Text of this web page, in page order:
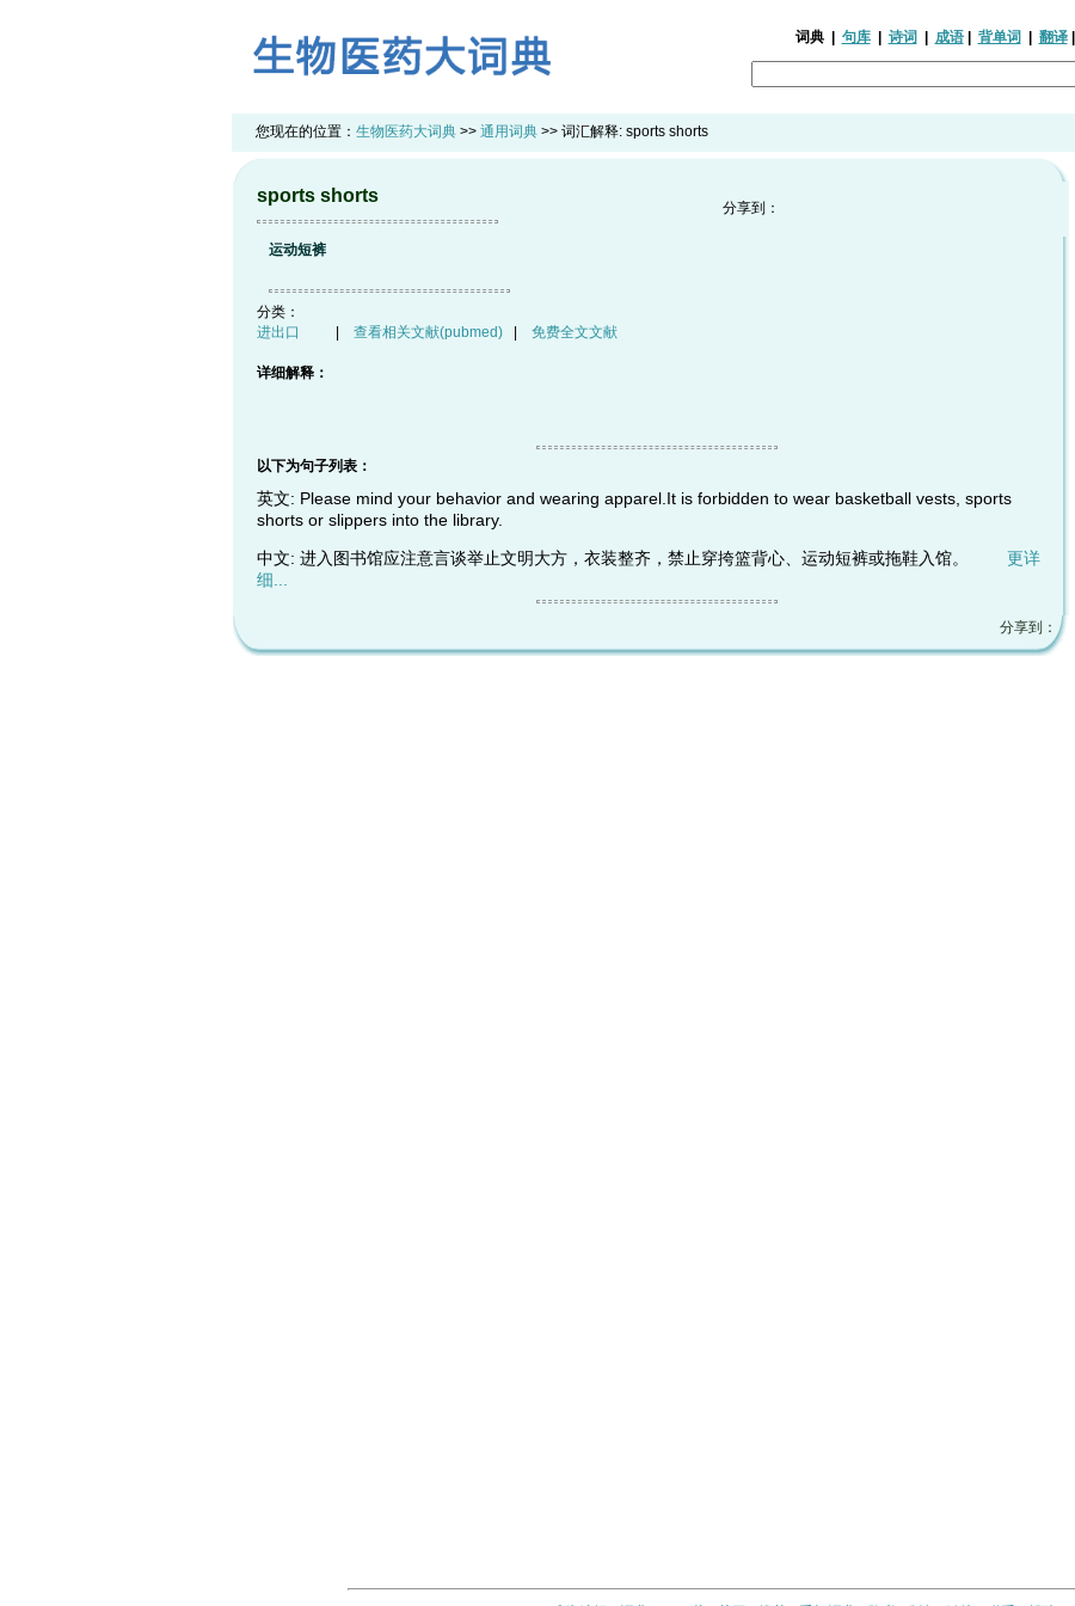
词典| 句库| 诗词 成语| 背单词 翻译|
您现在的位置： 生物医药大词典 >> 通用词典 >> 词汇解释: sports shorts
sports shorts
分享到：
运动短裤
分类：
进出口
查看相关文献(pubmed) 免费全文文献
详细解释：
以下为句子列表：
英文: Please mind your behavior and wearing apparel.It is forbidden to wear basketball vests, sports
shorts or slippers into the library.
中文: 进入图书馆应注意言谈举止文明大方，衣装整齐，禁止穿挎篮背心、运动短裤或拖鞋入馆。
更详
细...
分享到：